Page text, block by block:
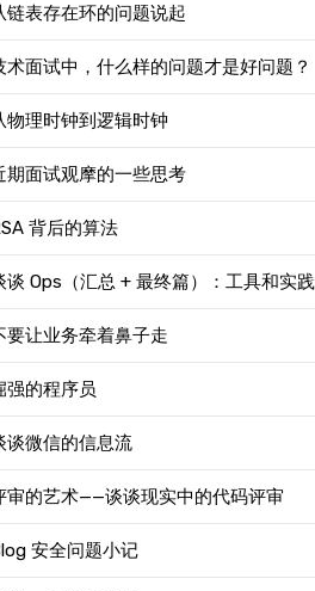
链表存在环的问题说起
术面试中，什么样的问题才是好问题？
物理时钟到逻辑时钟
期面试观摩的一些思考
背后的算法
谈 Ops（汇总 + 最终篇）：工具和实践
要让业务牵着鼻子走
强的程序员
谈微信的信息流
审的艺术——谈谈现实中的代码评审
安全问题小记